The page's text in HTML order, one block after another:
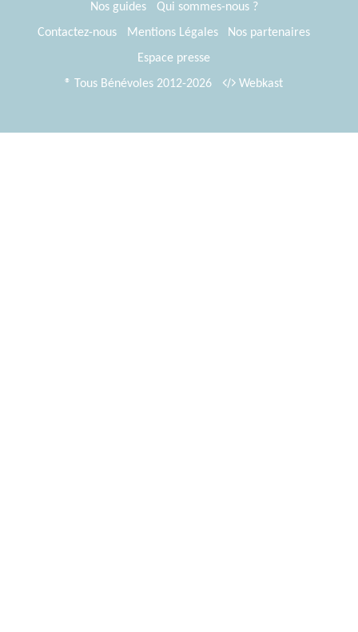
Nos guides
Qui sommes-nous ?
Contactez-nous
Mentions Légales
Nos partenaires
Espace presse
® Tous Bénévoles 2012-2026
Webkast